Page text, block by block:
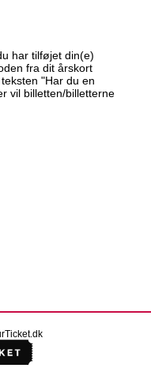
har tilføjet din(e)
fra dit årskort
"Har du en
vil billetten/billetterne